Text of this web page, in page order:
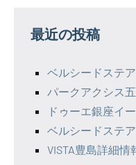
最近の投稿
ベルシードステ
パークアクシス
ドゥーエ銀座イ
ベルシードステ
VISTA豊島詳細情